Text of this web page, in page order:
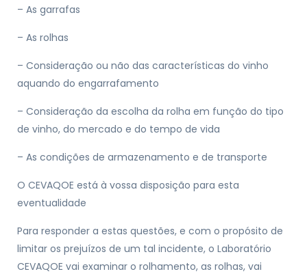
– As garrafas
– As rolhas
– Consideração ou não das características do vinho
aquando do engarrafamento
– Consideração da escolha da rolha em função do tipo
de vinho, do mercado e do tempo de vida
– As condições de armazenamento e de transporte
O CEVAQOE está à vossa disposição para esta
eventualidade
Para responder a estas questões, e com o propósito de
limitar os prejuízos de um tal incidente, o Laboratório
CEVAQOE vai examinar o rolhamento, as rolhas, vai